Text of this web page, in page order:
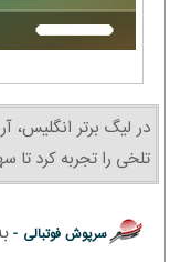
در لیگ برتر انگلیس،
تلخی را تجربه کرد تا
سرپوش فوتبالی -